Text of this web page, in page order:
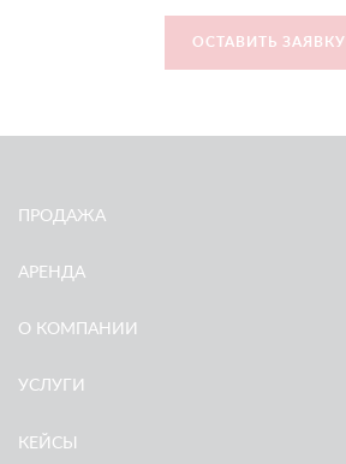
ОСТАВИТЬ ЗАЯВКУ
ПРОДАЖА
АРЕНДА
О КОМПАНИИ
УСЛУГИ
КЕЙСЫ